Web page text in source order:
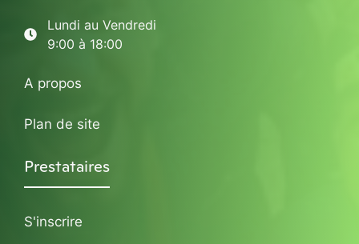
Lundi au Vendredi
9:00 à 18:00
A propos
Plan de site
Prestataires
S'inscrire